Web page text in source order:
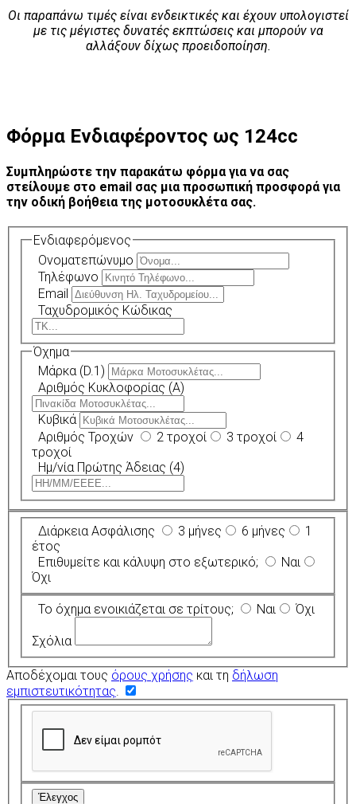
Οι παραπάνω τιμές είναι ενδεικτικές και έχουν υπολογιστεί
με τις μέγιστες δυνατές εκπτώσεις και μπορούν να
αλλάξουν δίχως προειδοποίηση.
Φόρμα Ενδιαφέροντος ως 124cc
Συμπληρώστε την παρακάτω φόρμα για να σας
στείλουμε στο email σας μια προσωπική προσφορά για
την οδική βοήθεια της μοτοσυκλέτα σας.
Ενδιαφερόμενος
Ονοματεπώνυμο
Τηλέφωνο
Email
Ταχυδρομικός Κώδικας
Όχημα
Μάρκα (D.1)
Αριθμός Κυκλοφορίας (A)
Κυβικά
Αριθμός Τροχών
2 τροχοί 3 τροχοί
4
τροχοί
Ημ/νία Πρώτης Άδειας (4)
Διάρκεια Ασφάλισης 3 μήνες 6 μήνες
1
έτος
Επιθυμείτε και κάλυψη στο εξωτερικό;
Ναι
Όχι
Το όχημα ενοικιάζεται σε τρίτους; Ναι Όχι
Σχόλια
Αποδέχομαι τους όρους χρήσης και τη δήλωση
εμπιστευτικότητας.
Έλεγχος